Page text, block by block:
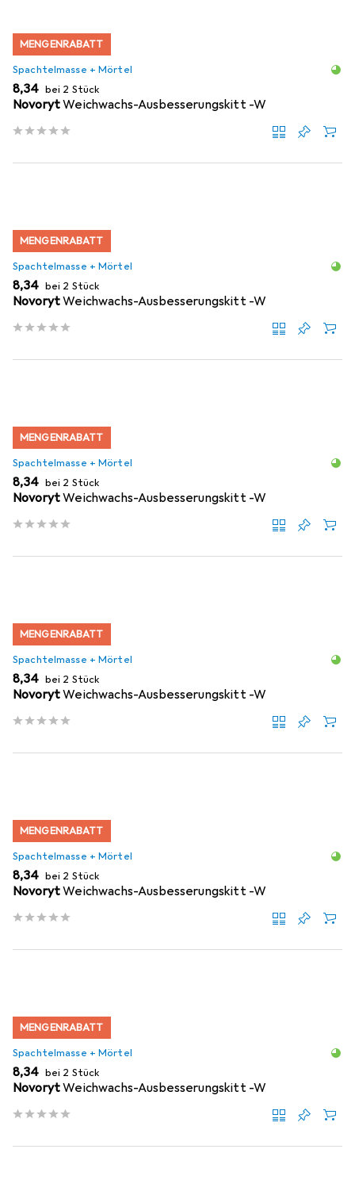
MENGENRABATT
Spachtelmasse + Mörtel
EUR
8,34 bei 2 Stück
NovorytWeichwachs-Ausbesserungskitt -W
MENGENRABATT
Spachtelmasse + Mörtel
EUR
8,34 bei 2 Stück
NovorytWeichwachs-Ausbesserungskitt -W
MENGENRABATT
Spachtelmasse + Mörtel
EUR
8,34 bei 2 Stück
NovorytWeichwachs-Ausbesserungskitt -W
MENGENRABATT
Spachtelmasse + Mörtel
EUR
8,34 bei 2 Stück
NovorytWeichwachs-Ausbesserungskitt -W
MENGENRABATT
Spachtelmasse + Mörtel
EUR
8,34 bei 2 Stück
NovorytWeichwachs-Ausbesserungskitt -W
MENGENRABATT
Spachtelmasse + Mörtel
EUR
8,34 bei 2 Stück
NovorytWeichwachs-Ausbesserungskitt -W